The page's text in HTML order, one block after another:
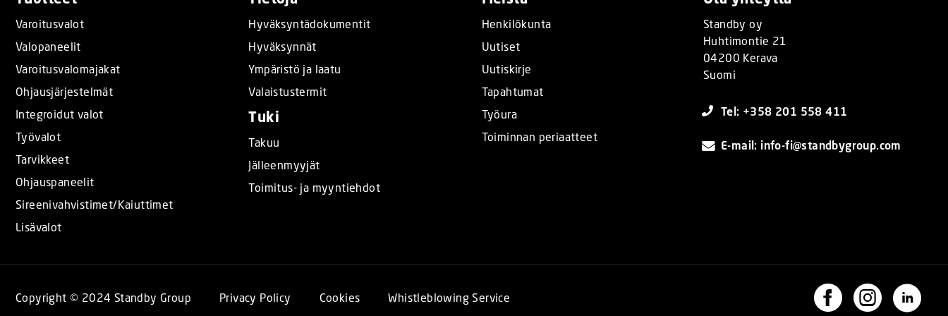
Varoitusvalot
Valopaneelit
Varoitusvalomajakat
Ohjausjärjestelmät
Integroidut valot
Työvalot
Tarvikkeet
Ohjauspaneelit
Sireenivahvistimet/Kaiuttimet
Lisävalot
Hyväksyntädokumentit
Hyväksynnät
Ympäristö ja laatu
Valaistustermit
Tuki
Takuu
Jälleenmyyjät
Toimitus- ja myyntiehdot
Henkilökunta
Uutiset
Uutiskirje
Tapahtumat
Työura
Toiminnan periaatteet
Standby oy
Huhtimontie 21
04200 Kerava
Suomi
Tel: +358 201 558 411
E-mail: info-fi@standbygroup.com
Copyright © 2024 Standby Group Privacy Policy Cookies Whistleblowing Service